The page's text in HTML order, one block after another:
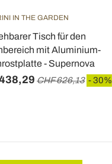
IN THE GARDEN
Tisch für den
mit Aluminium-
- Supernova
CHF 626,13 - 30%